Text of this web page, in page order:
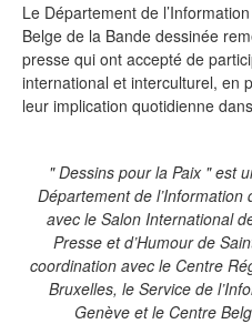
Le Département de
Belge de la Bande dessinée
presse qui ont accepté de
international et interculturel, en
leur implication quotidienne
" Dessins pour la Paix " est
Département de
avec le Salon International
Presse et d’Humour de
coordination avec le Centre
Bruxelles, le Service de
Genève et le Centre